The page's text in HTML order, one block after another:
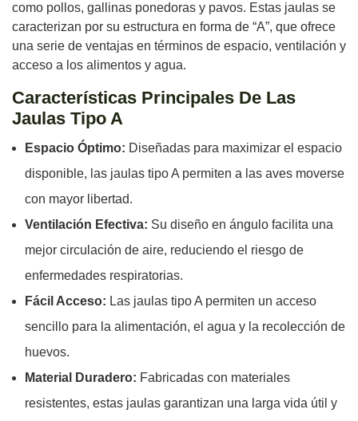
como pollos, gallinas ponedoras y pavos. Estas jaulas se
caracterizan por su estructura en forma de “A”, que ofrece
una serie de ventajas en términos de espacio, ventilación y
acceso a los alimentos y agua.
Características Principales De Las
Jaulas Tipo A
Espacio Óptimo: Diseñadas para maximizar el espacio
disponible, las jaulas tipo A permiten a las aves moverse
con mayor libertad.
Ventilación Efectiva: Su diseño en ángulo facilita una
mejor circulación de aire, reduciendo el riesgo de
enfermedades respiratorias.
Fácil Acceso: Las jaulas tipo A permiten un acceso
sencillo para la alimentación, el agua y la recolección de
huevos.
Material Duradero: Fabricadas con materiales
resistentes, estas jaulas garantizan una larga vida útil y